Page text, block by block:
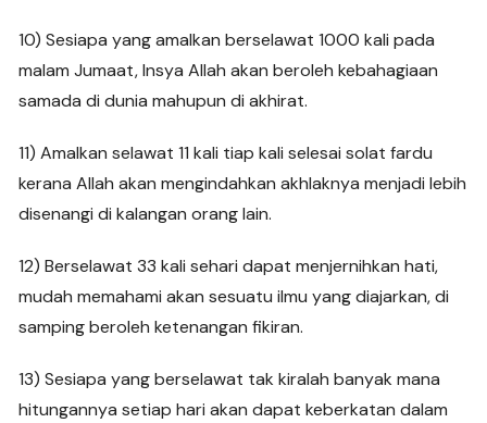
10) Sesiapa yang amalkan berselawat 1000 kali pada
malam Jumaat, Insya Allah akan beroleh kebahagiaan
samada di dunia mahupun di akhirat.
11) Amalkan selawat 11 kali tiap kali selesai solat fardu
kerana Allah akan mengindahkan akhlaknya menjadi lebih
disenangi di kalangan orang lain.
12) Berselawat 33 kali sehari dapat menjernihkan hati,
mudah memahami akan sesuatu ilmu yang diajarkan, di
samping beroleh ketenangan fikiran.
13) Sesiapa yang berselawat tak kiralah banyak mana
hitungannya setiap hari akan dapat keberkatan dalam